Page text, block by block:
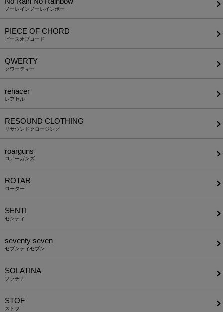
ノーレインノーレインボー
PIECE OF CHORD
ピースオブコード
QWERTY
クワーティー
rehacer
レアセル
RESOUND CLOTHING
リサウンドクロージング
roarguns
ロアーガンズ
ROTAR
ローター
SENTI
センティ
seventy seven
セブンティセブン
SOLATINA
ソラチナ
STOF
ストフ